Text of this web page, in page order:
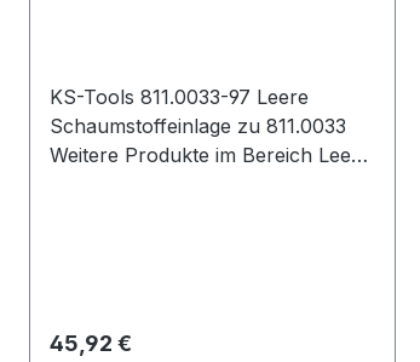
KS-Tools 811.0033-97 Leere
Schaumstoffeinlage zu 811.0033
Weitere Produkte im Bereich Leere
Regulärer Preis:
45,92 €